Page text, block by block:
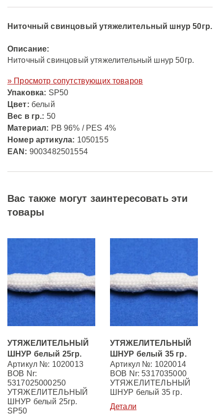
Ниточный свинцовый утяжелительный шнур 50гр.
Описание:
Ниточный свинцовый утяжелительный шнур 50гр.
» Просмотр сопутствующих товаров
Упаковка: SP50
Цвет: белый
Вес в гр.: 50
Материал: PB 96% / PES 4%
Номер артикула: 1050155
EAN: 9003482501554
Вас также могут заинтересовать эти
товары
УТЯЖЕЛИТЕЛЬНЫЙ
ШНУР белый 25гр.
Артикул №: 1020013
BOB Nr:
5317025000250
УТЯЖЕЛИТЕЛЬНЫЙ
ШНУР белый 25гр.
SP50
УТЯЖЕЛИТЕЛЬНЫЙ
ШНУР белый 35 гр.
Артикул №: 1020014
BOB Nr: 5317035000
УТЯЖЕЛИТЕЛЬНЫЙ
ШНУР белый 35 гр.
Детали